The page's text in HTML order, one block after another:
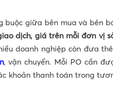
buộc giữa bên mua và bên
dịch, giá trên mỗi đơn vị
doanh nghiệp còn đưa
, vận chuyển. Mỗi PO cần
khoản thanh toán trong